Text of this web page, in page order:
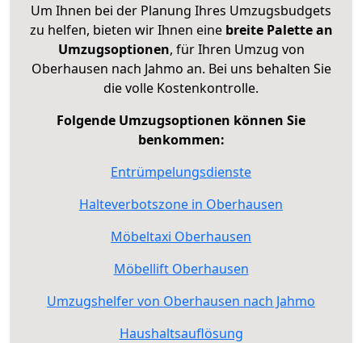
Um Ihnen bei der Planung Ihres Umzugsbudgets
zu helfen, bieten wir Ihnen eine breite Palette an
Umzugsoptionen, für Ihren Umzug von
Oberhausen nach Jahmo an. Bei uns behalten Sie
die volle Kostenkontrolle.
Folgende Umzugsoptionen können Sie
benkommen:
Entrümpelungsdienste
Halteverbotszone in Oberhausen
Möbeltaxi Oberhausen
Möbellift Oberhausen
Umzugshelfer von Oberhausen nach Jahmo
Haushaltsauflösung